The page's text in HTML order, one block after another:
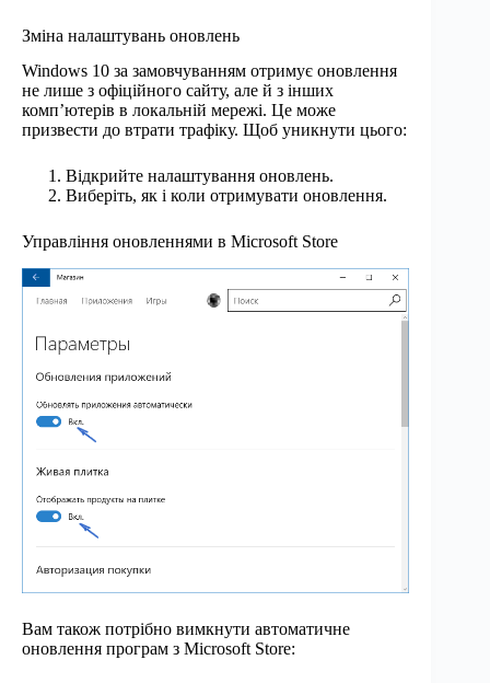
Зміна налаштувань оновлень
Windows 10 за замовчуванням отримує оновлення
не лише з офіційного сайту, але й з інших
комп’ютерів в локальній мережі. Це може
призвести до втрати трафіку. Щоб уникнути цього:
Відкрийте налаштування оновлень.
Виберіть, як і коли отримувати оновлення.
Управління оновленнями в Microsoft Store
Вам також потрібно вимкнути автоматичне
оновлення програм з Microsoft Store: